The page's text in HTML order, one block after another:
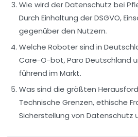
Wie wird der Datenschutz bei
Durch Einhaltung der DSGVO,
gegenüber den Nutzern.
Welche Roboter sind in
Care-O-bot, Paro Deutschland
führend im Markt.
Was sind die größten
Technische Grenzen, ethische
Sicherstellung von Datenschutz